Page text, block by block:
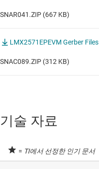
SNAR041.ZIP (667 KB)
LMX2571EPEVM Gerber Files
SNAC089.ZIP (312 KB)
기술 자료
= TI에서 선정한 인기 문서